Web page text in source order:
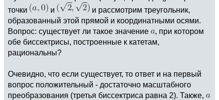
точки
и
и рассмотрим треугольник,
образованный этой прямой и координатными осями.
Вопрос: существует ли такое значение
, при котором
обе биссектрисы, построенные к катетам,
рациональны?
Очевидно, что если существует, то ответ и на первый
вопрос положительный - достаточно масштабного
преобразования (третья биссектриса равна 2). Также,